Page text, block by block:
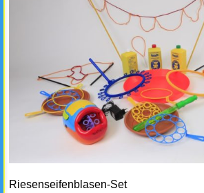
Riesenseifenblasen-Set